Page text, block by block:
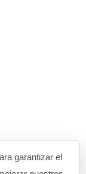
garantizar el